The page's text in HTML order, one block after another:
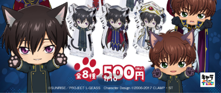
1/10